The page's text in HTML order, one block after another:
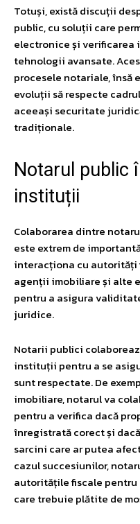
Totuși, există discuții
public, cu soluții care
electronice și
tehnologii avansate.
procesele notariale, însă
evoluții să respecte
aceeași securitate
tradiționale.
Notarul public
instituții
Colaborarea dintre
este extrem de
interacționa cu autorități
agenții imobiliare și alte
pentru a asigura
juridice.
Notarii publici
instituții pentru a se
sunt respectate. De
imobiliare, notarul va
pentru a verifica dacă
înregistrată corect și
sarcini care ar putea
cazul succesiunilor,
autoritățile fiscale
care trebuie plătite de